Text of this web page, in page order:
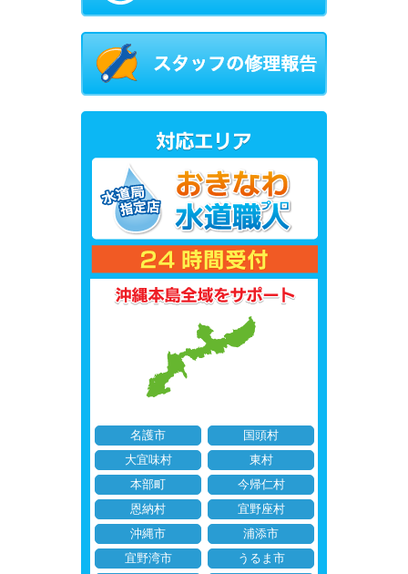
名護市
国頭村
大宜味村
東村
本部町
今帰仁村
恩納村
宜野座村
沖縄市
浦添市
宜野湾市
うるま市